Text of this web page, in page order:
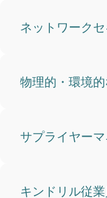
ネットワーク
物理的・環境
サプライヤー
キンドリル従